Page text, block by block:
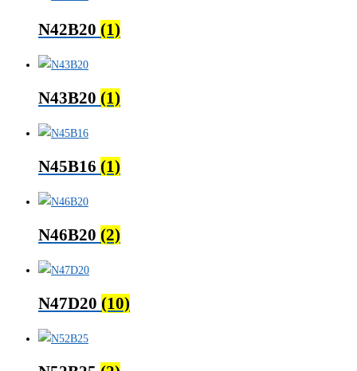
N42B20 (1)
N43B20 (1)
N45B16 (1)
N46B20 (2)
N47D20 (10)